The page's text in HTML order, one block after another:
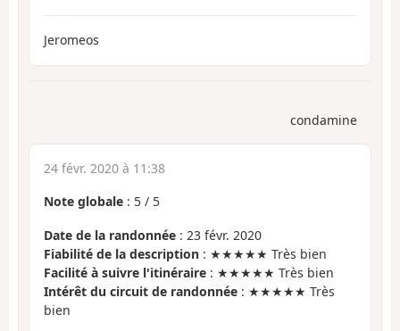
Jeromeos
condamine
24 févr. 2020 à 11:38
Note globale : 5 / 5
Date de la randonnée : 23 févr. 2020
Fiabilité de la description : ★★★★★ Très bien
Facilité à suivre l'itinéraire : ★★★★★ Très bien
Intérêt du circuit de randonnée : ★★★★★ Très
bien